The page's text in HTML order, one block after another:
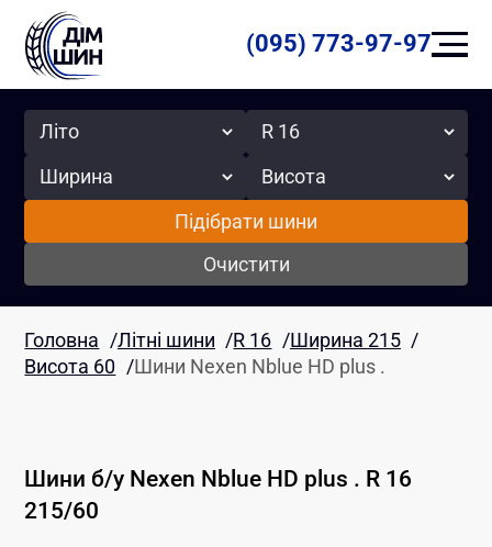
(095) 773-97-97
Сезон Радіус
Ширина Висота
Підібрати шини
Очистити
Головна /Літні шини /R 16 /Ширина 215 /
Висота 60 /Шини Nexen Nblue HD plus .
Шини б/у Nexen Nblue HD plus . R 16
215/60